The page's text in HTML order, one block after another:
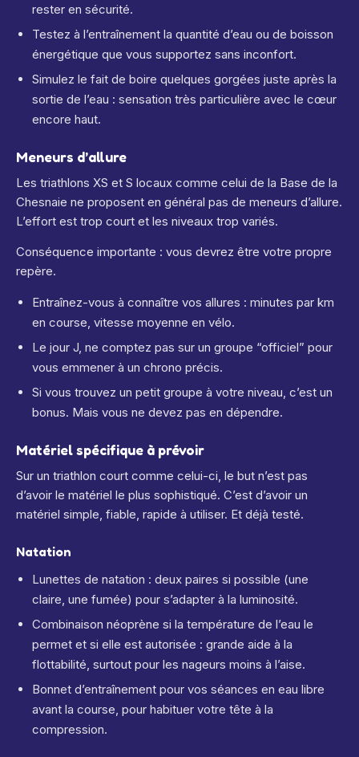
rester en sécurité.
Testez à l’entraînement la quantité d’eau ou de boisson
énergétique que vous supportez sans inconfort.
Simulez le fait de boire quelques gorgées juste après la
sortie de l’eau : sensation très particulière avec le cœur
encore haut.
Meneurs d’allure
Les triathlons XS et S locaux comme celui de la Base de la
Chesnaie ne proposent en général pas de meneurs d’allure.
L’effort est trop court et les niveaux trop variés.
Conséquence importante : vous devrez être votre propre
repère.
Entraînez-vous à connaître vos allures : minutes par km
en course, vitesse moyenne en vélo.
Le jour J, ne comptez pas sur un groupe “officiel” pour
vous emmener à un chrono précis.
Si vous trouvez un petit groupe à votre niveau, c’est un
bonus. Mais vous ne devez pas en dépendre.
Matériel spécifique à prévoir
Sur un triathlon court comme celui-ci, le but n’est pas
d’avoir le matériel le plus sophistiqué. C’est d’avoir un
matériel simple, fiable, rapide à utiliser. Et déjà testé.
Natation
Lunettes de natation : deux paires si possible (une
claire, une fumée) pour s’adapter à la luminosité.
Combinaison néoprène si la température de l’eau le
permet et si elle est autorisée : grande aide à la
flottabilité, surtout pour les nageurs moins à l’aise.
Bonnet d’entraînement pour vos séances en eau libre
avant la course, pour habituer votre tête à la
compression.